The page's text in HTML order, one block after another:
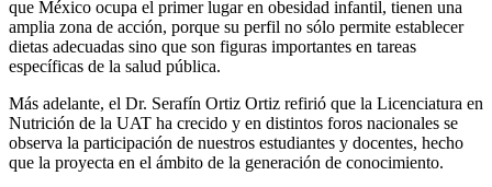
que México ocupa el primer lugar en obesidad infantil, tienen una
amplia zona de acción, porque su perfil no sólo permite establecer
dietas adecuadas sino que son figuras importantes en tareas
específicas de la salud pública.
Más adelante, el Dr. Serafín Ortiz Ortiz refirió que la Licenciatura en
Nutrición de la UAT ha crecido y en distintos foros nacionales se
observa la participación de nuestros estudiantes y docentes, hecho
que la proyecta en el ámbito de la generación de conocimiento.